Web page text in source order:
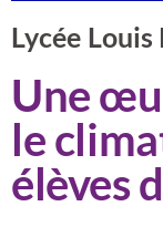
Lycée Louis
Une
le
élèves